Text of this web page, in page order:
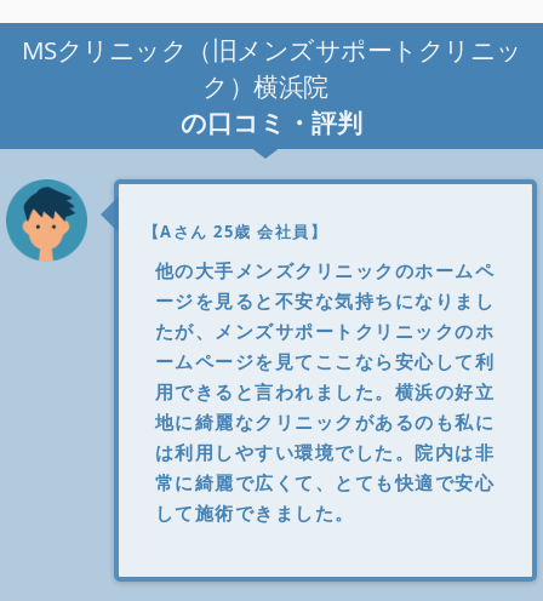
MSクリニック（旧メンズサポートクリニッ
ク）横浜院
の口コミ・評判
【Aさん 25歳 会社員】
他の大手メンズクリニックのホームペ
ージを見ると不安な気持ちになりまし
たが、メンズサポートクリニックのホ
ームページを見てここなら安心して利
用できると言われました。横浜の好立
地に綺麗なクリニックがあるのも私に
は利用しやすい環境でした。院内は非
常に綺麗で広くて、とても快適で安心
して施術できました。